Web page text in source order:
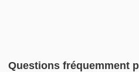
Questions fréquemment